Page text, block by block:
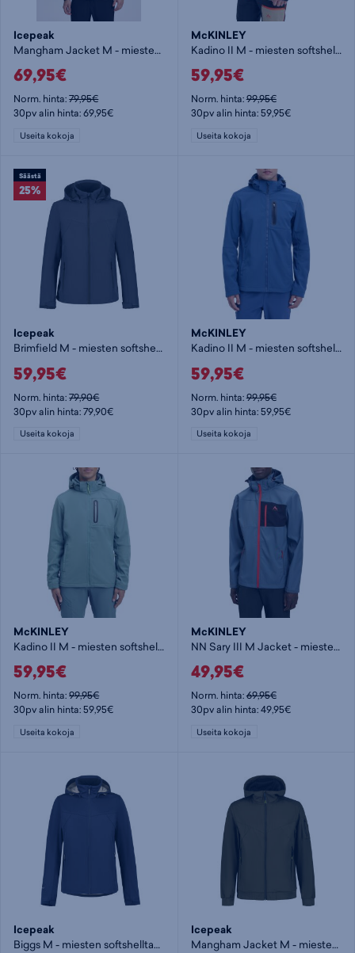
Icepeak
Mangham Jacket M - miesten softshelltakki
69,95€
Norm. hinta:79,95€
30pv alin hinta: 69,95€
Useita kokoja
McKINLEY
Kadino II M - miesten softshelltakki
59,95€
Norm. hinta:99,95€
30pv alin hinta: 59,95€
Useita kokoja
Säästä
25%
Icepeak
Brimfield M - miesten softshelltakki
59,95€
Norm. hinta:79,90€
30pv alin hinta: 79,90€
Useita kokoja
McKINLEY
Kadino II M - miesten softshelltakki
59,95€
Norm. hinta:99,95€
30pv alin hinta: 59,95€
Useita kokoja
McKINLEY
Kadino II M - miesten softshelltakki
59,95€
Norm. hinta:99,95€
30pv alin hinta: 59,95€
Useita kokoja
McKINLEY
NN Sary III M Jacket - miesten softshelltakki
49,95€
Norm. hinta:69,95€
30pv alin hinta: 49,95€
Useita kokoja
Icepeak
Biggs M - miesten softshelltakki
Icepeak
Mangham Jacket M - miesten softshelltakki